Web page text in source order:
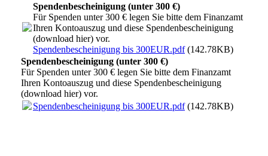
Spendenbescheinigung (unter 300 €)
Für Spenden unter 300 € legen Sie bitte dem Finanzamt
Ihren Kontoauszug und diese Spendenbescheinigung
(download hier) vor.
Spendenbescheinigung bis 300EUR.pdf(142.78KB)
Spendenbescheinigung (unter 300 €)
Für Spenden unter 300 € legen Sie bitte dem Finanzamt
Ihren Kontoauszug und diese Spendenbescheinigung
(download hier) vor.
Spendenbescheinigung bis 300EUR.pdf(142.78KB)